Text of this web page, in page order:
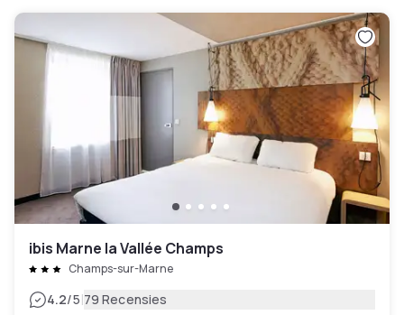
ibis Marne la Vallée Champs
Champs-sur-Marne
4.2/5|79 Recensies